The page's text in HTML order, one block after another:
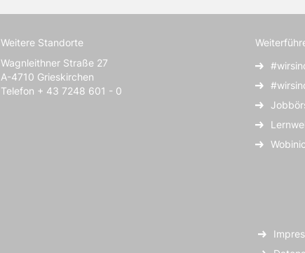
Weitere Standorte
Wagnleithner Straße 27
A-4710 Grieskirchen
Telefon + 43 7248 601 - 0